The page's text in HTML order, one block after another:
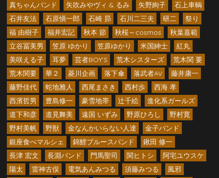
真ちゃんバンド
矢吹みやヴィ & るみ 矢野絢子
石上車輌
石井友法
石原愼一郎 石崎 昴 石川二三夫 研二
祭り
福 由樹子
福井宏記 秋本 節 秋桜～cosmos
秋葉嘉範
立谷冨美男
笠原 ゆかり 笠原ゆかり 米国紳士
紅丸
美咲える子
耳夢 芸者BOY’S 荒木シスターズ
荒木関 要
荒木関要
華２ 菱川企画 落下傘 落武者AV
藤井康一
藤野佳代
蛇地雅人 西尾まさき 西村歩
西海 孝
西濱哲男
豊島修一 豪雪地帯 辻千絵
進化系ガールズ
道下和彦
道見舞美 遠国 いずみ 野原ひろし
野村寛
野村美帆
野獣 金なんかいらない人達
金子バンド
銀座食べマルシェ
錦鯉ブルースバンド
鍬田 修一
長津 宏文
長淵バンド 門馬聖司 関ヒトシ
阿宅ユウスケ
陽太
雷神古俣 電気あんみつる 須藤みつる
風邪